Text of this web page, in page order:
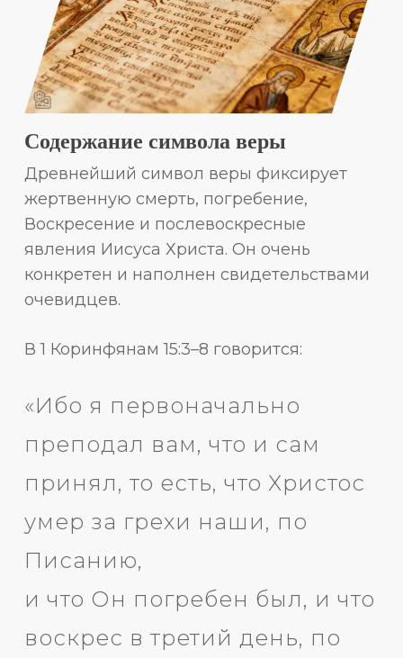
Содержание символа веры
Древнейший символ веры фиксирует
жертвенную смерть, погребение,
Воскресение и послевоскресные
явления Иисуса Христа. Он очень
конкретен и наполнен свидетельствами
очевидцев.
В 1 Коринфянам 15:3–8 говорится:
«Ибо я первоначально
преподал вам, что и сам
принял, то есть, что Христос
умер за грехи наши, по
Писанию,
и что Он погребен был, и что
воскрес в третий день, по